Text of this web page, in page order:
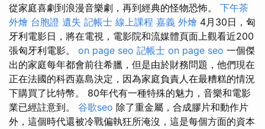
從家庭喜劇到浪漫音樂劇，再到經典的怪物恐怖。 下午茶
外燴 台胞證 遺失 記帳士 線上課程 嘉義 外燴 4月30日，匈
牙利電影日，將在電視，電影院和流媒體頁面上觀看近200
張匈牙利電影。 on page seo 記帳士 on page seo 一個傑
出的家庭每年都會前往希臘，但是由於財務問題，他們現在
正在法國的科西嘉島決定，因為家庭負責人在最糟糕的情況
下購買了比特幣。 80年代有一種特殊的魅力，音樂和電影
業已經註意到。 谷歌seo 除了重金屬，合成膠片和動作片
外，這個時代還被冷戰偏執狂所淹沒，這是每個方面的資本